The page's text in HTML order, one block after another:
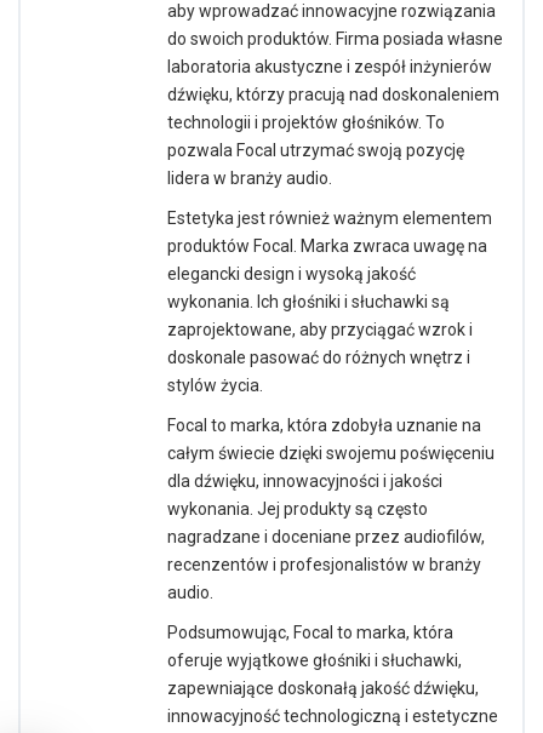
aby wprowadzać innowacyjne rozwiązania
do swoich produktów. Firma posiada własne
laboratoria akustyczne i zespół inżynierów
dźwięku, którzy pracują nad doskonaleniem
technologii i projektów głośników. To
pozwala Focal utrzymać swoją pozycję
lidera w branży audio.
Estetyka jest również ważnym elementem
produktów Focal. Marka zwraca uwagę na
elegancki design i wysoką jakość
wykonania. Ich głośniki i słuchawki są
zaprojektowane, aby przyciągać wzrok i
doskonale pasować do różnych wnętrz i
stylów życia.
Focal to marka, która zdobyła uznanie na
całym świecie dzięki swojemu poświęceniu
dla dźwięku, innowacyjności i jakości
wykonania. Jej produkty są często
nagradzane i doceniane przez audiofilów,
recenzentów i profesjonalistów w branży
audio.
Podsumowując, Focal to marka, która
oferuje wyjątkowe głośniki i słuchawki,
zapewniające doskonałą jakość dźwięku,
innowacyjność technologiczną i estetyczne